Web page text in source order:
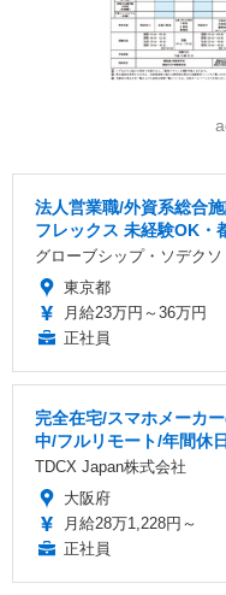
法人営業職/外資系総合
フレックス 未経験OK・
グローブシップ・ソデク
東京都
月給23万円～36万円
正社員
完全在宅/スマホメーカ
中/フルリモート/年間休
TDCX Japan株式会社
大阪府
月給28万1,228円～
正社員